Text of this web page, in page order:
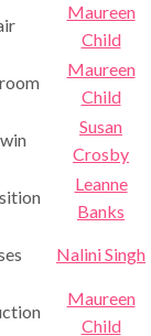
Maureen
Child
Maureen
Child
Susan
Crosby
Leanne
Banks
Nalini Singh
Maureen
Child